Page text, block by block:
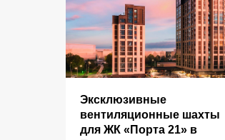
Эксклюзивные
вентиляционные шахты
для ЖК «Порта 21» в
КАТАЛОГ